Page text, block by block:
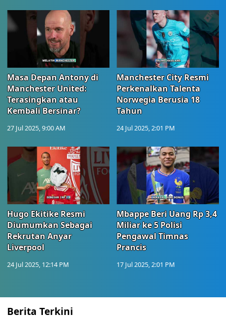
Masa Depan Antony di
Manchester United:
Terasingkan atau
Kembali Bersinar?
27 Jul 2025, 9:00 AM
Manchester City Resmi
Perkenalkan Talenta
Norwegia Berusia 18
Tahun
24 Jul 2025, 2:01 PM
Hugo Ekitike Resmi
Diumumkan Sebagai
Rekrutan Anyar
Liverpool
24 Jul 2025, 12:14 PM
Mbappe Beri Uang Rp 3,4
Miliar ke 5 Polisi
Pengawal Timnas
Prancis
17 Jul 2025, 2:01 PM
Berita Terkini